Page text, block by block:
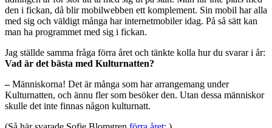
den i fickan, då blir mobilwebben ett komplement. Sin mobil har alla
med sig och väldigt många har internetmobiler idag. På så sätt kan
man ha programmet med sig i fickan.
Jag ställde samma fråga förra året och tänkte kolla hur du svarar i år:
Vad är det bästa med Kulturnatten?
–Människorna! Det är många som har arrangemang under
Kulturnatten, och ännu fler som besöker den. Utan dessa människor
skulle det inte finnas någon kulturnatt.